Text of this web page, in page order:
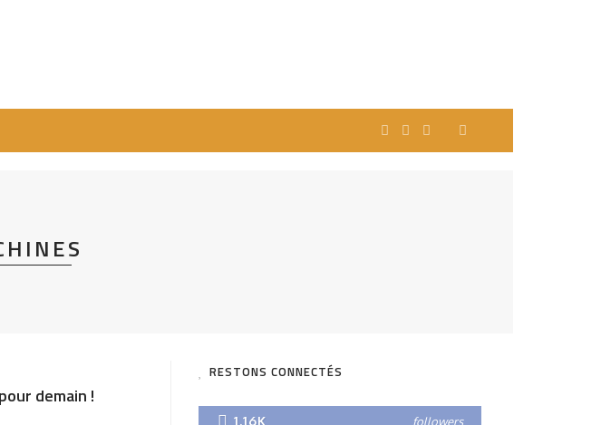
demain !
RESTONS CONNECTÉS
1.16K followers